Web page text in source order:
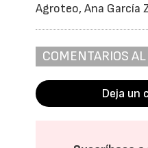
Agroteo, Ana García
COMENTARIOS
Deja un